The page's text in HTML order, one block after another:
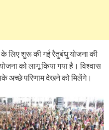
लिए शुरू की गई रैतुबंधु योजना की
को लागू किया गया है। विश्वास
अच्छे परिणाम देखने को मिलेंगे।